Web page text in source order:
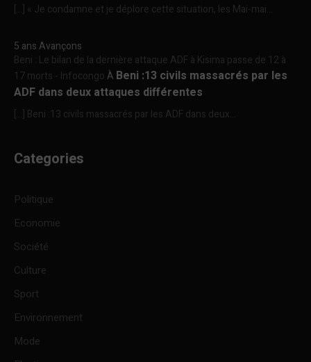
[…] « Je condamne et je déplore cette situation, les Mai-mai...
5 ans Avançons
Beni : Le bilan de la dernière attaque ADF à Kisima passe de 12 à
17 morts - InfocongoÀ Beni :13 civils massacrés par les
ADF dans deux attaques différentes
[…] Beni :13 civils massacrés par les ADF dans deux...
Categories
Politique
Economie
Société
Culture
Sport
Environnement
Mode